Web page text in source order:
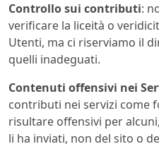
Controllo sui contributi:
verificare la liceità o
Utenti, ma ci riserviamo il
quelli inadeguati.
Contenuti offensivi nei
contributi nei servizi come
risultare offensivi per
li ha inviati, non del sito o